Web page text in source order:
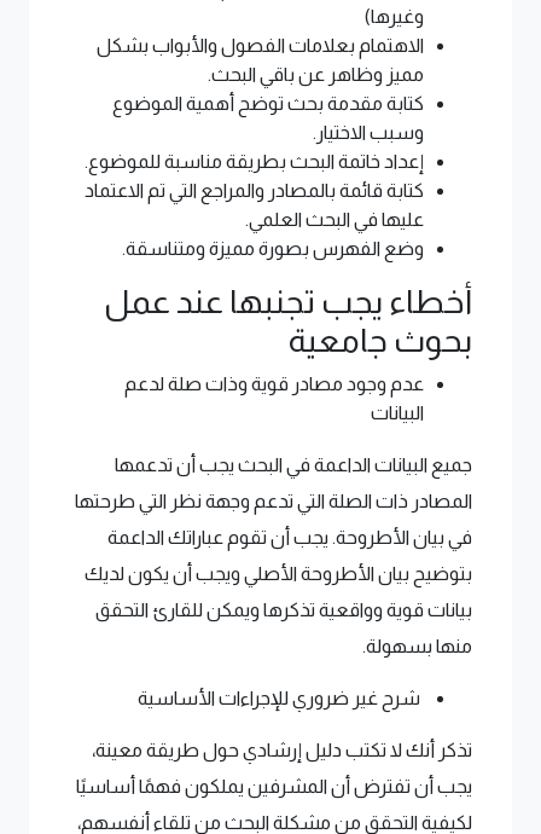
وغيرها)
الاهتمام بعلامات الفصول والأبواب بشكل
مميز وظاهر عن باقي البحث.
كتابة مقدمة بحث توضح أهمية الموضوع
وسبب الاختيار.
إعداد خاتمة البحث بطريقة مناسبة للموضوع.
كتابة قائمة بالمصادر والمراجع التي تم الاعتماد
عليها في البحث العلمي.
وضع الفهرس بصورة مميزة ومتناسقة.
أخطاء يجب تجنبها عند عمل
بحوث جامعية
عدم وجود مصادر قوية وذات صلة لدعم
البيانات
جميع البيانات الداعمة في البحث يجب أن تدعمها
المصادر ذات الصلة التي تدعم وجهة نظر التي طرحتها
في بيان الأطروحة. يجب أن تقوم عباراتك الداعمة
بتوضيح بيان الأطروحة الأصلي ويجب أن يكون لديك
بيانات قوية وواقعية تذكرها ويمكن للقارئ التحقق
منها بسهولة.
شرح غير ضروري للإجراءات الأساسية
تذكر أنك لا تكتب دليل إرشادي حول طريقة معينة،
يجب أن تفترض أن المشرفين يملكون فهمًا أساسيًا
لكيفية التحقق من مشكلة البحث من تلقاء أنفسهم،